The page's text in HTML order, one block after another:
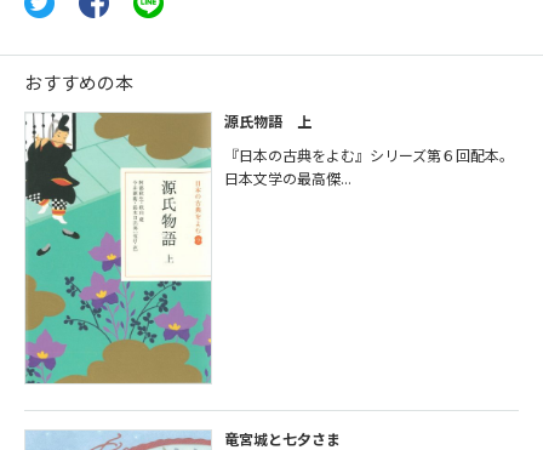
おすすめの本
源氏物語 上
『日本の古典をよむ』シリーズ第６回配本。
日本文学の最高傑...
竜宮城と七夕さま